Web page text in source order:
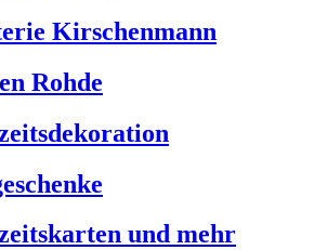
Kirschenmann
Rohde
und mehr